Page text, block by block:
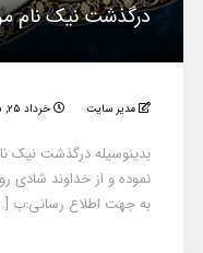
درگذشت نیک نام
مدیر سایت خرداد ۲۵, ۱۴۰۵
بدینوسیله درگذشت نیک
نموده و از خداوند شادی
به جهت اطلاع رسانی:ب